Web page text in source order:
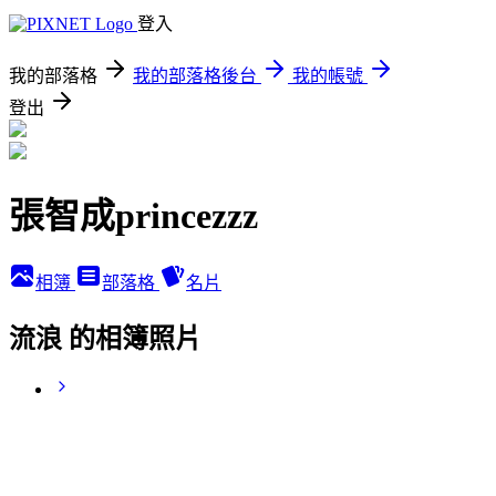
登入
我的部落格 我的部落格後台
我的帳號
登出
張智成princezzz
相簿 部落格 名片
流浪 的相簿照片